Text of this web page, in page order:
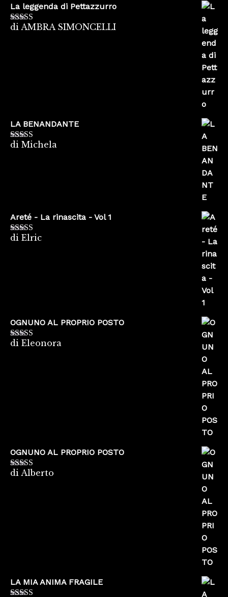
La leggenda di Pettazzurro
Valutato5su
di AMBRA SIMONCELLI
LA BENANDANTE
Valutato5su
di Michela
Areté - La rinascita - Vol 1
Valutato5
di Elric
OGNUNO AL PROPRIO POSTO
Valutato5su
di Eleonora
OGNUNO AL PROPRIO POSTO
Valutato5su
di Alberto
LA MIA ANIMA FRAGILE